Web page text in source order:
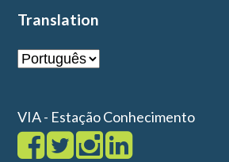
Translation
VIA - Estação Conhecimento